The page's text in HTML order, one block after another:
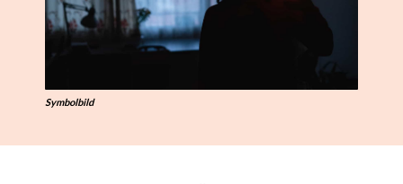
Symbolbild